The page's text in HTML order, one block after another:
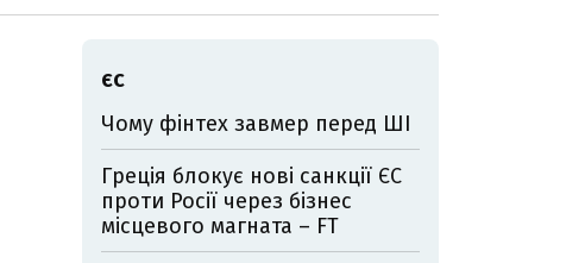
ЄС
Чому фінтех завмер перед ШІ
Греція блокує нові санкції ЄС
проти Росії через бізнес
місцевого магната – FT